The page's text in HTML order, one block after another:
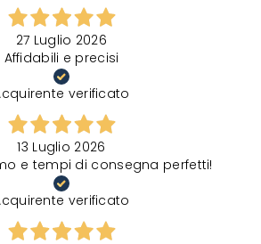
27 Luglio 2026
Affidabili e precisi
verificato
13 Luglio 2026
e tempi di consegna perfetti!
verificato